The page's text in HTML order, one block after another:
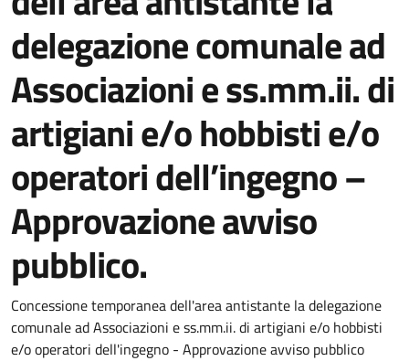
delegazione comunale ad
Associazioni e ss.mm.ii. di
artigiani e/o hobbisti e/o
operatori dell’ingegno –
Approvazione avviso
pubblico.
Dettagli della notizia
Concessione temporanea dell'area antistante la delegazione
comunale ad Associazioni e ss.mm.ii. di artigiani e/o hobbisti
e/o operatori dell'ingegno - Approvazione avviso pubblico